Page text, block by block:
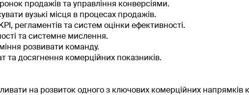
продажів та управління конверсіями.
вузькі місця в процесах продажів.
регламентів та систем оцінки ефективності.
та системне мислення.
розвивати команду.
та досягнення комерційних показників.
на розвиток одного з ключових комерційних напрямків